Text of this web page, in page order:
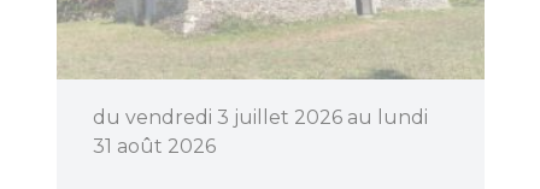
Découvrir Dormir
du vendredi 3 juillet 2026 au lundi
31 août 2026